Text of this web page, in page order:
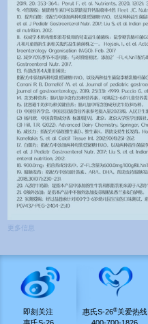
更多信息
即刻关注
惠氏S-26®关爱热线